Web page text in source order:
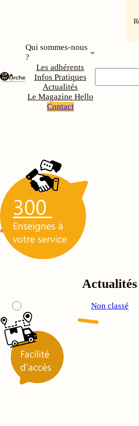
Qui sommes-nous
?
Les adhérents
Infos Pratiques
Actualités
Le Magazine Hello
Contact
Actualités
Non classé